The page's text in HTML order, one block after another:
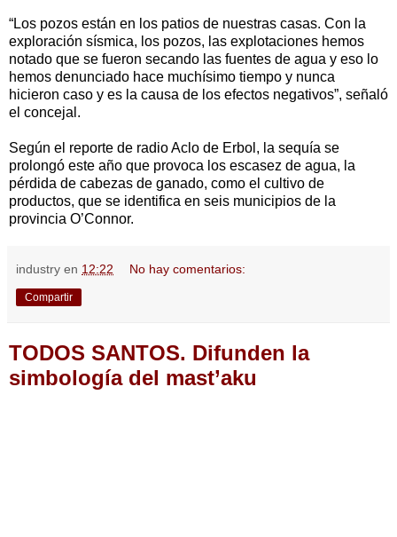
“Los pozos están en los patios de nuestras casas. Con la
exploración sísmica, los pozos, las explotaciones hemos
notado que se fueron secando las fuentes de agua y eso lo
hemos denunciado hace muchísimo tiempo y nunca
hicieron caso y es la causa de los efectos negativos”, señaló
el concejal.
Según el reporte de radio Aclo de Erbol, la sequía se
prolongó este año que provoca los escasez de agua, la
pérdida de cabezas de ganado, como el cultivo de
productos, que se identifica en seis municipios de la
provincia O’Connor.
industry en 12:22 No hay comentarios:
Compartir
TODOS SANTOS. Difunden la
simbología del mast’aku